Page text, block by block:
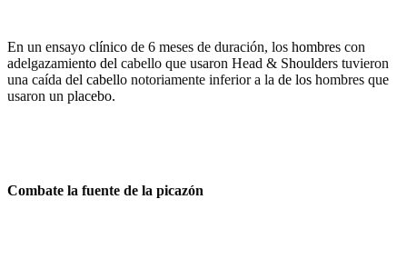
En un ensayo clínico de 6 meses de duración, los hombres con
adelgazamiento del cabello que usaron Head & Shoulders tuvieron
una caída del cabello notoriamente inferior a la de los hombres que
usaron un placebo.
Combate la fuente de la picazón